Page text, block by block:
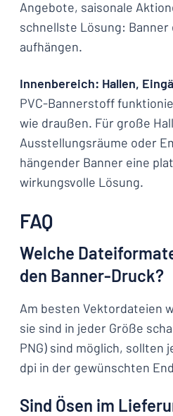
Angebote, saisonale
schnellste Lösung:
aufhängen.
Innenbereich: Hallen,
PVC-Bannerstoff
wie draußen. Für große
Ausstellungsräume oder
hängender Banner eine
wirkungsvolle Lösung.
FAQ
Welche
den Banner-Druck?
Am besten Vektordateien
sie sind in jeder Größe
PNG) sind möglich, sollten
dpi in der gewünschten
Sind Ösen im